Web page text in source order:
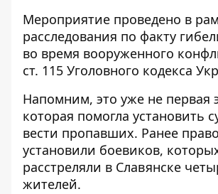
Мероприятие проведено в
расследования по факту
во время вооруженного
ст. 115 Уголовного кодекса
Напомним, это уже не первая
которая помогла установить
вести пропавших. Ранее
установили боевиков,
расстреляли в Славянске
жителей.